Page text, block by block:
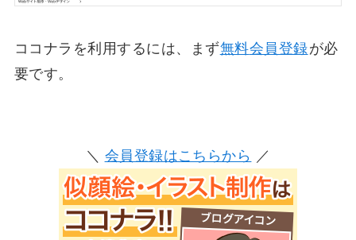
ココナラを利用するには、まず無料会員登録が必
要です。
＼ 会員登録はこちらから ／